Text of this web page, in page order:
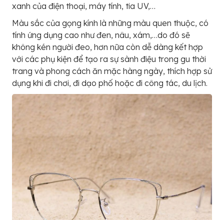
xanh của điện thoại, máy tính, tia UV,…
Màu sắc của gọng kính là những màu quen thuộc, có
tính ứng dụng cao như đen, nâu, xám,…do đó sẽ
không kén người đeo, hơn nữa còn dễ dàng kết hợp
với các phụ kiện để tạo ra sự sành điệu trong gu thời
trang và phong cách ăn mặc hàng ngày, thích hợp sử
dụng khi đi chơi, đi dạo phố hoặc đi công tác, du lịch.